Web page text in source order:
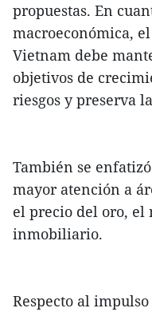
propuestas. En
macroeconómica,
Vietnam debe
objetivos de
riesgos y preserva
También se
mayor atención a
el precio del oro, el
inmobiliario.
Respecto al